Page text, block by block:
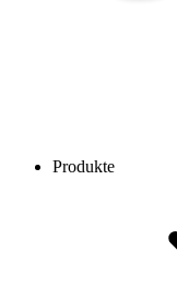
Produkte